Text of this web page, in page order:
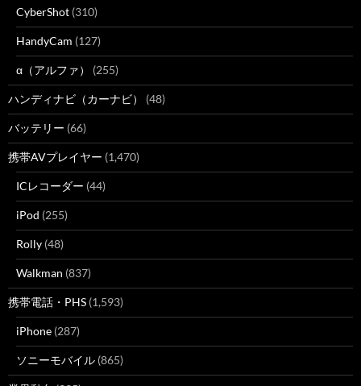
CyberShot (310)
HandyCam (127)
α（アルファ） (255)
ハンディナビ（カーナビ） (48)
バッテリー (66)
携帯AVプレイヤー (1,470)
ICレコーダー (44)
iPod (255)
Rolly (48)
Walkman (837)
携帯電話・PHS (1,593)
iPhone (287)
ソニーモバイル (865)